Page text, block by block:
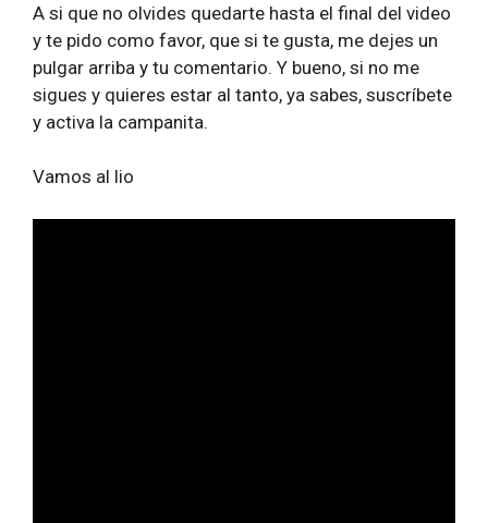
A si que no olvides quedarte hasta el final del video
y te pido como favor, que si te gusta, me dejes un
pulgar arriba y tu comentario. Y bueno, si no me
sigues y quieres estar al tanto, ya sabes, suscríbete
y activa la campanita.
Vamos al lio